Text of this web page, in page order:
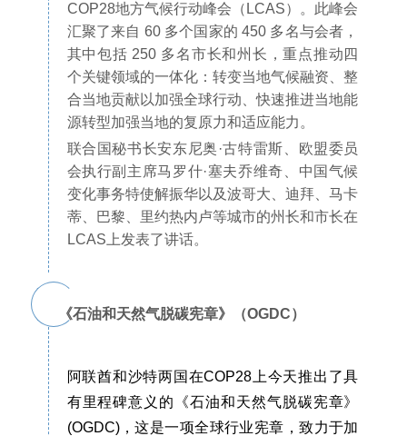
COP28地方气候行动峰会（LCAS）。此峰会
汇聚了来自 60 多个国家的 450 多名与会者，
其中包括 250 多名市长和州长，重点推动四
个关键领域的一体化：转变当地气候融资、整
合当地贡献以加强全球行动、快速推进当地能
源转型加强当地的复原力和适应能力。
联合国秘书长安东尼奥·古特雷斯、欧盟委员
会执行副主席马罗什·塞夫乔维奇、中国气候
变化事务特使解振华以及波哥大、迪拜、马卡
蒂、巴黎、里约热内卢等城市的州长和市长在
LCAS上发表了讲话。
《石油和天然气脱碳宪章》（OGDC）
阿联酋和沙特两国在COP28上今天推出了具
有里程碑意义的《石油和天然气脱碳宪章》
(OGDC)，这是一项全球行业宪章，致力于加